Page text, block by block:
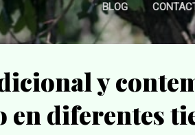
BLOG
y
en diferentes